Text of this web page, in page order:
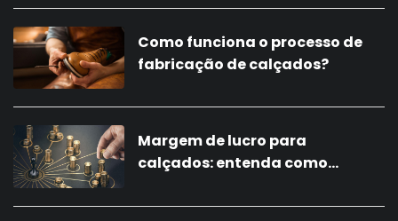
Como funciona o processo de
fabricação de calçados?
Margem de lucro para
calçados: entenda como